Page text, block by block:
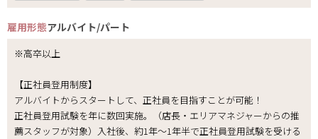
雇用形態アルバイト/パート
※高卒以上
【正社員登用制度】
アルバイトからスタートして、正社員を目指すことが可能！
正社員登用試験を年に数回実施。（店長・エリアマネジャーからの推
薦スタッフが対象）入社後、約1年～1年半で正社員登用試験を受ける